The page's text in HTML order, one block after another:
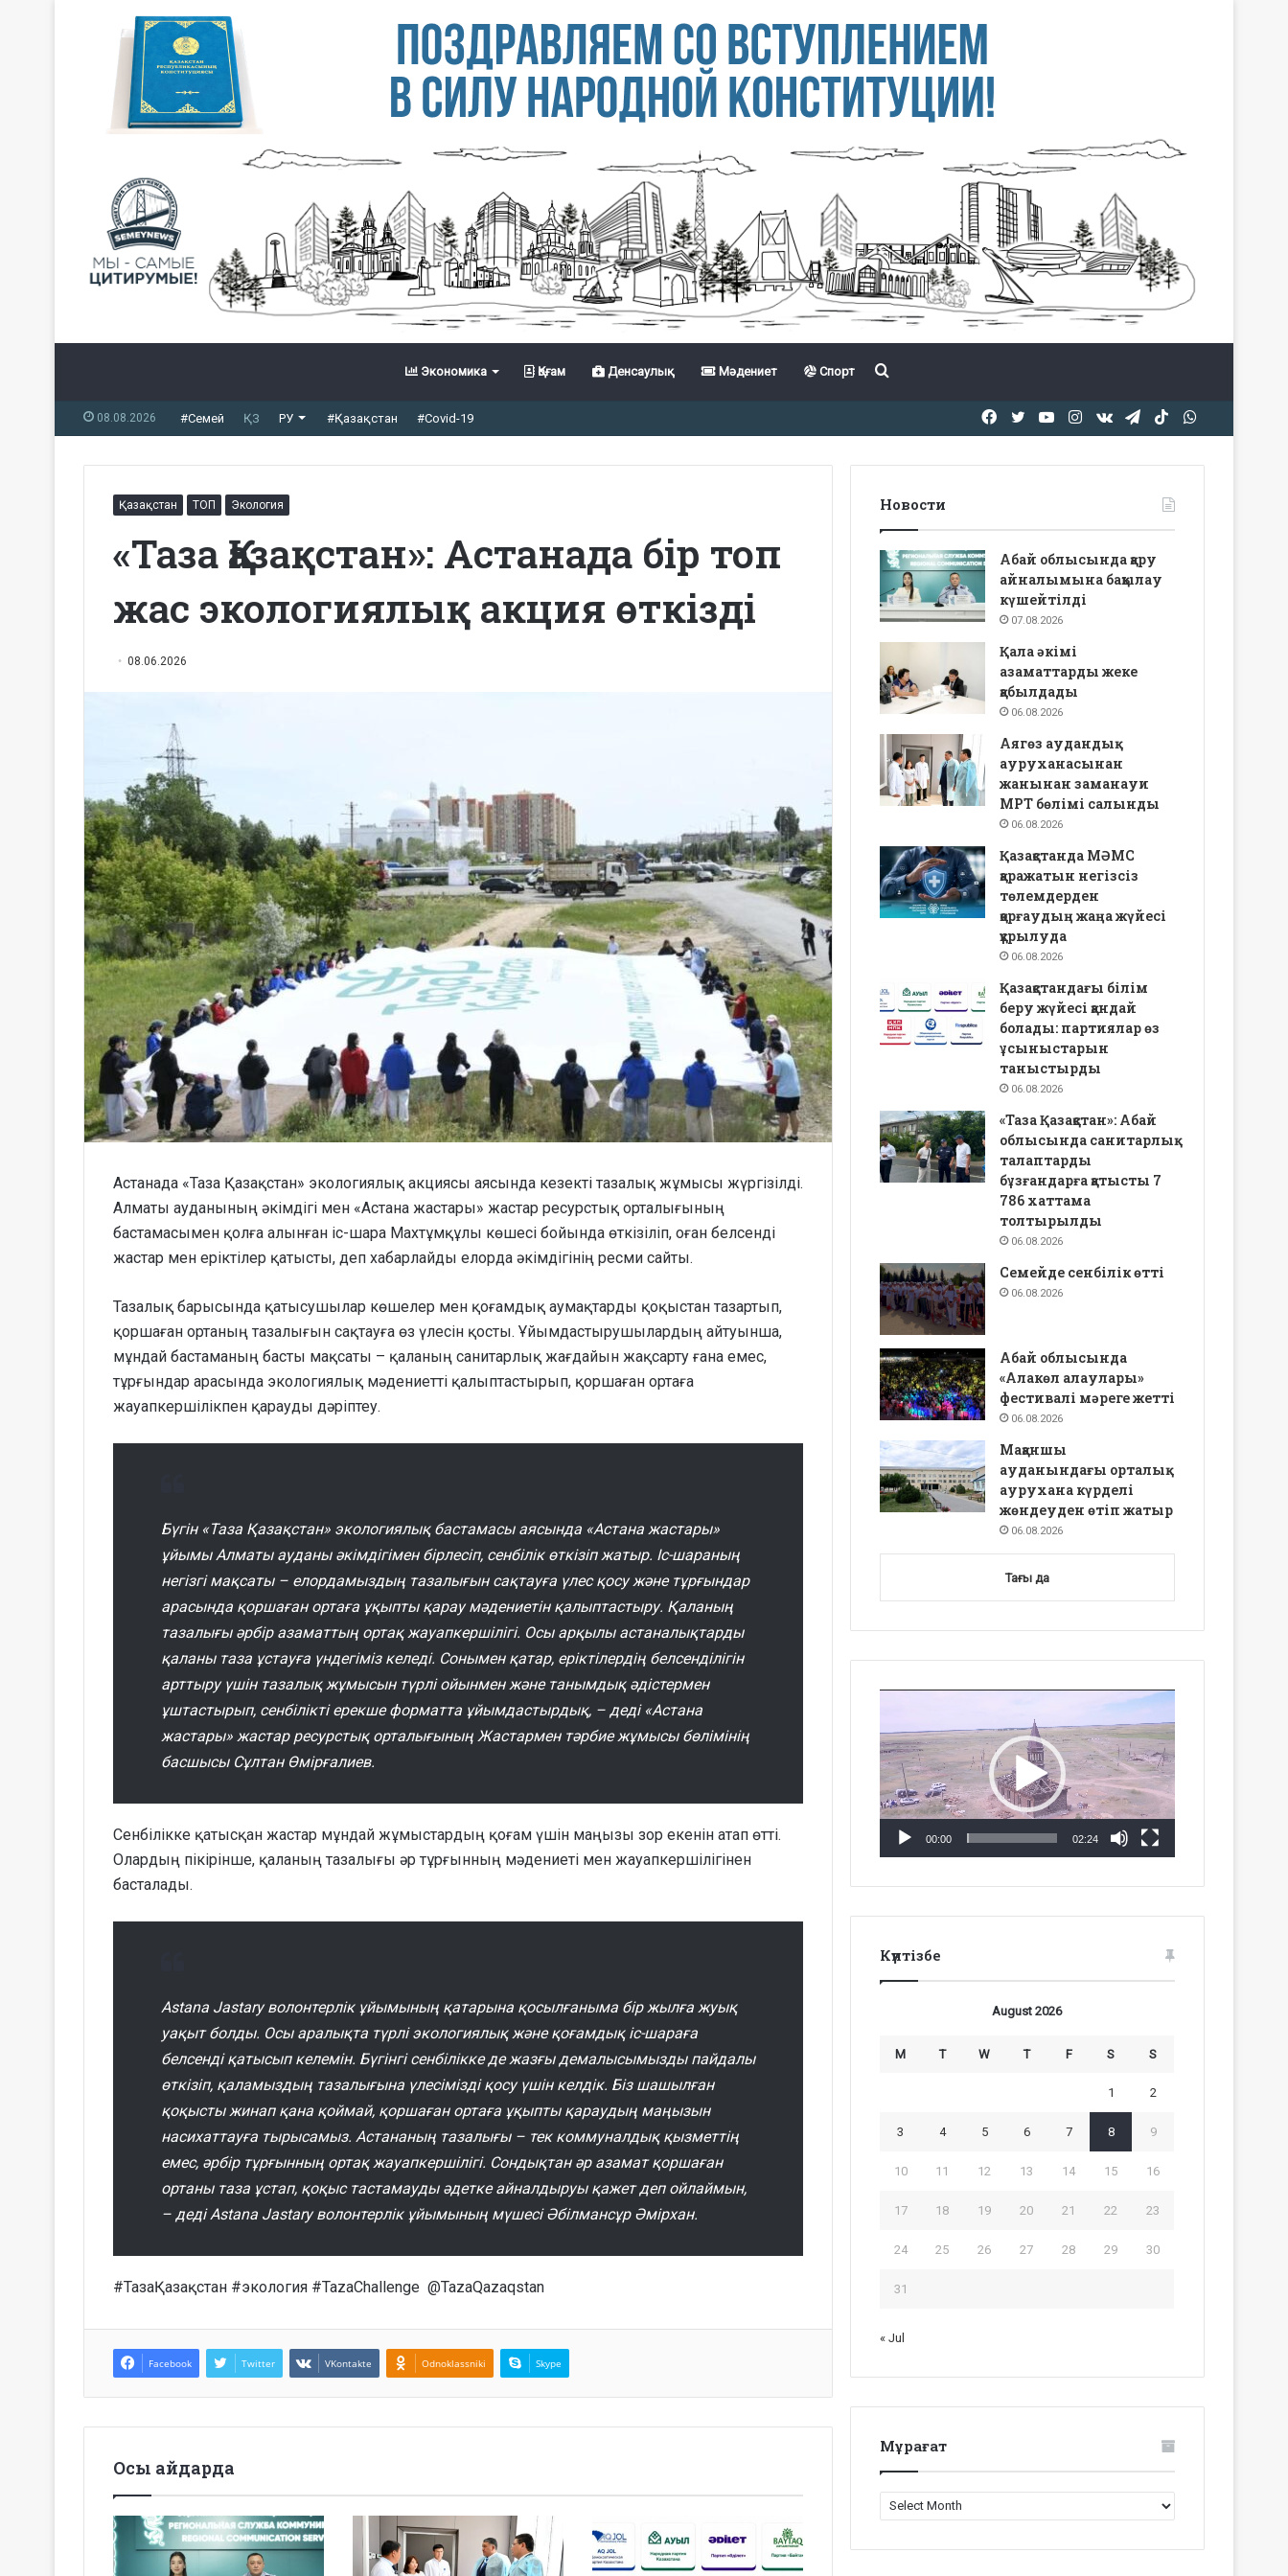
Экономика Қоғам Денсаулық Мәдениет Спорт
08.08.2026 #Семей ҚЗ РУ #Қазақстан #Covid-19 TikTok
Telegram
vk.com
Instagram
YouTube
Twitter
Facebook
Қазақстан ТОП Экология
«Таза Қазақстан»: Астанада бір топ
жас экологиялық акция өткізді
08.06.2026
Астанада «Таза Қазақстан» экологиялық акциясы аясында кезекті тазалық жұмысы жүргізілді.
Алматы ауданының әкімдігі мен «Астана жастары» жастар ресурстық орталығының
бастамасымен қолға алынған іс-шара Махтұмқұлы көшесі бойында өткізіліп, оған белсенді
жастар мен еріктілер қатысты, деп хабарлайды елорда әкімдігінің ресми сайты.
Тазалық барысында қатысушылар көшелер мен қоғамдық аумақтарды қоқыстан тазартып,
қоршаған ортаның тазалығын сақтауға өз үлесін қосты. Ұйымдастырушылардың айтуынша,
мұндай бастаманың басты мақсаты – қаланың санитарлық жағдайын жақсарту ғана емес,
тұрғындар арасында экологиялық мәдениетті қалыптастырып, қоршаған ортаға
жауапкершілікпен қарауды дәріптеу.
Бүгін «Таза Қазақстан» экологиялық бастамасы аясында «Астана жастары»
ұйымы Алматы ауданы әкімдігімен бірлесіп, сенбілік өткізіп жатыр. Іс-шараның
негізгі мақсаты – елордамыздың тазалығын сақтауға үлес қосу және тұрғындар
арасында қоршаған ортаға ұқыпты қарау мәдениетін қалыптастыру. Қаланың
тазалығы әрбір азаматтың ортақ жауапкершілігі. Осы арқылы астаналықтарды
қаланы таза ұстауға үндегіміз келеді. Сонымен қатар, еріктілердің белсенділігін
арттыру үшін тазалық жұмысын түрлі ойынмен және танымдық әдістермен
ұштастырып, сенбілікті ерекше форматта ұйымдастырдық, – деді «Астана
жастары» жастар ресурстық орталығының Жастармен тәрбие жұмысы бөлімінің
басшысы Сұлтан Өмірғалиев.
Сенбілікке қатысқан жастар мұндай жұмыстардың қоғам үшін маңызы зор екенін атап өтті.
Олардың пікірінше, қаланың тазалығы әр тұрғынның мәдениеті мен жауапкершілігінен
басталады.
Astana Jastary волонтерлік ұйымының қатарына қосылғаныма бір жылға жуық
уақыт болды. Осы аралықта түрлі экологиялық және қоғамдық іс-шараға
белсенді қатысып келемін. Бүгінгі сенбілікке де жазғы демалысымызды пайдалы
өткізіп, қаламыздың тазалығына үлесімізді қосу үшін келдік. Біз шашылған
қоқысты жинап қана қоймай, қоршаған ортаға ұқыпты қараудың маңызын
насихаттауға тырысамыз. Астананың тазалығы – тек коммуналдық қызметтің
емес, әрбір тұрғынның ортақ жауапкершілігі. Сондықтан әр азамат қоршаған
ортаны таза ұстап, қоқыс тастамауды әдетке айналдыруы қажет деп ойлаймын,
– деді Astana Jastary волонтерлік ұйымының мүшесі Әбілмансұр Әмірхан.
#ТазаҚазақстан #экология #TazaChallenge @TazaQazaqstan
Facebook Twitter VKontakte Odnoklassniki Skype
Осы айдарда
Новости
Абай облысында қару
айналымына бақылау
күшейтілді
07.08.2026
Қала әкімі
азаматтарды жеке
қабылдады
06.08.2026
Аягөз аудандық
ауруханасынан
жанынан заманауи
МРТ бөлімі салынды
06.08.2026
Қазақстанда МӘМС
қаражатын негізсіз
төлемдерден
қорғаудың жаңа жүйесі
құрылуда
06.08.2026
Қазақстандағы білім
беру жүйесі қандай
болады: партиялар өз
ұсыныстарын
таныстырды
06.08.2026
«Таза Қазақстан»: Абай
облысында санитарлық
талаптарды
бұзғандарға қатысты 7
786 хаттама
толтырылды
06.08.2026
Семейде сенбілік өтті
06.08.2026
Абай облысында
«Алакөл алаулары»
фестивалі мәреге жетті
06.08.2026
Мақаншы
ауданындағы орталық
аурухана күрделі
жөндеуден өтіп жатыр
06.08.2026
Тағы да
00:00 02:24
Күнтізбе
August 2026
M T W T F S S
1 2
3 4 5 6 7 8 9
10 11 12 13 14 15 16
17 18 19 20 21 22 23
24 25 26 27 28 29 30
31
« Jul
Мұрағат
Мұрағат